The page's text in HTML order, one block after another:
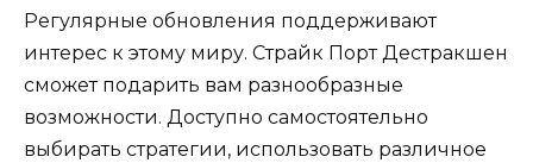
Регулярные обновления поддерживают
интерес к этому миру. Страйк Порт Дестракшен
сможет подарить вам разнообразные
возможности. Доступно самостоятельно
выбирать стратегии, использовать различное